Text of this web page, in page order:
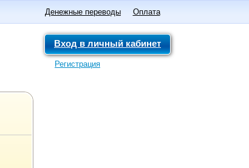
Денежные переводы Оплата
Вход в личный кабинет
Регистрация